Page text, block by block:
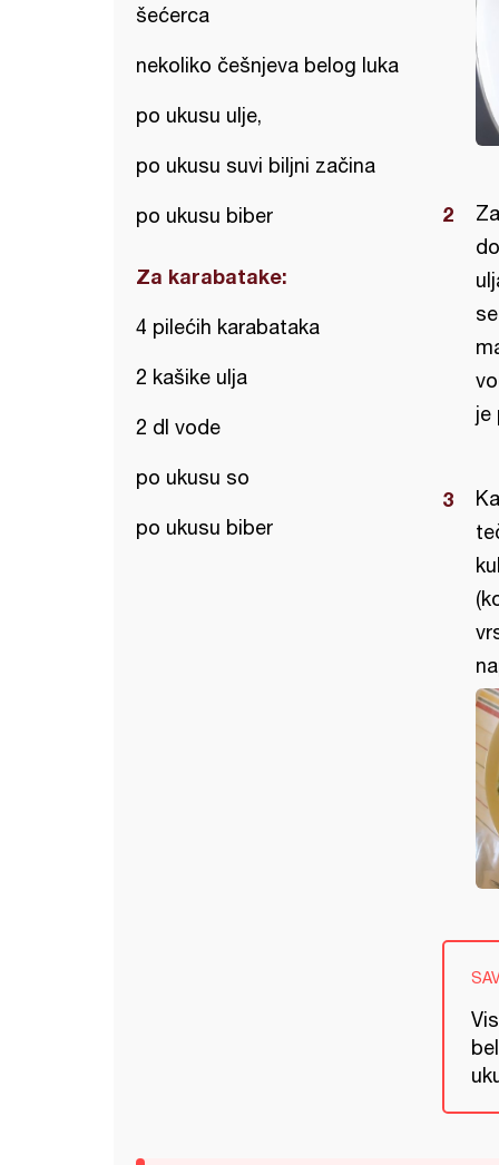
šećerca
nekoliko češnjeva belog luka
po ukusu ulje,
po ukusu suvi biljni začina
po ukusu biber
Za karabatake:
4 pilećih karabataka
2 kašike ulja
2 dl vode
po ukusu so
po ukusu biber
je